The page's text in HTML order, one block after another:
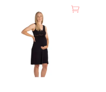
Mundësitë